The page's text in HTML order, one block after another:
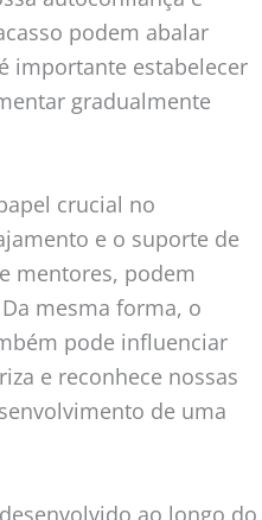
podem abalar
importante estabelecer
gradualmente
crucial no
e o suporte de
mentores, podem
mesma forma, o
pode influenciar
e reconhece nossas
de uma
ao longo do